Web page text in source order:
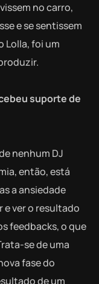
no carro,
e se sentissem
Lolla, foi um
suporte de
nenhum DJ
então, está
a ansiedade
e ver o resultado
feedbacks, o que
se de uma
fase do
de um